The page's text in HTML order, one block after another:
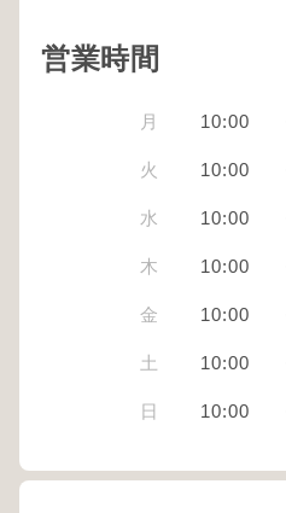
営業時間
月 10:00
火 10:00
水 10:00
木 10:00
金 10:00
土 10:00
日 10:00